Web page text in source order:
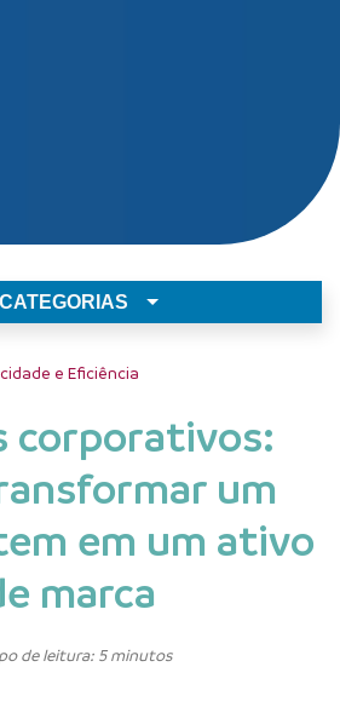
e Eficiência
corporativos:
um
em um ativo
marca
de leitura: 5 minutos
CATEGORIAS